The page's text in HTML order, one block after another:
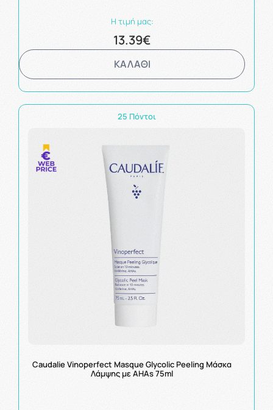
Η τιμή μας:
13.39€
ΚΑΛΑΘΙ
25 Πόντοι
Caudalie Vinoperfect Masque Glycolic Peeling Μάσκα
Λάμψης με ΑΗΑs 75ml